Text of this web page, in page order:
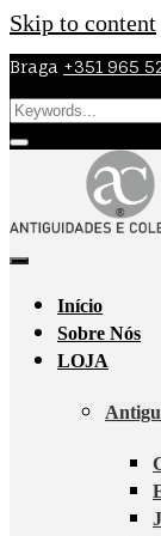
Skip to content
Braga +351 965
Início
Sobre Nós
LOJA